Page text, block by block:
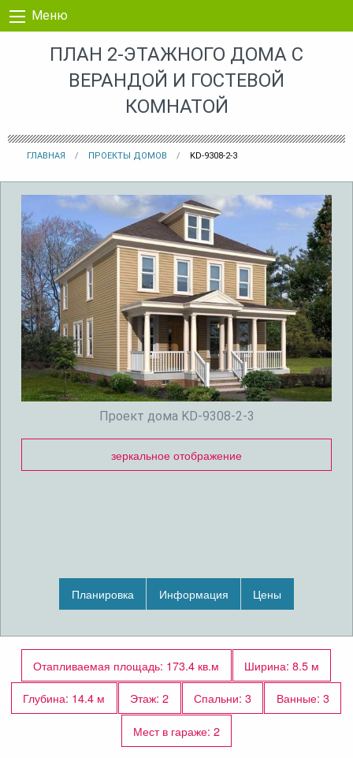
Перейти к контенту
Меню
ПЛАН 2-ЭТАЖНОГО ДОМА С
ВЕРАНДОЙ И ГОСТЕВОЙ
КОМНАТОЙ
ГЛАВНАЯ ПРОЕКТЫ ДОМОВ KD-9308-2-3
Проект дома KD-9308-2-3
зеркальное отображение
Планировка Информация Цены
Отапливаемая площадь: 173.4 кв.м
Ширина: 8.5 м
Глубина: 14.4 м
Этаж: 2 Спальни: 3
Ванные: 3
Мест в гараже: 2